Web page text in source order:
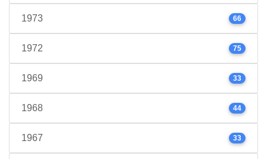
1973 66
1972 75
1969 33
1968 44
1967 33